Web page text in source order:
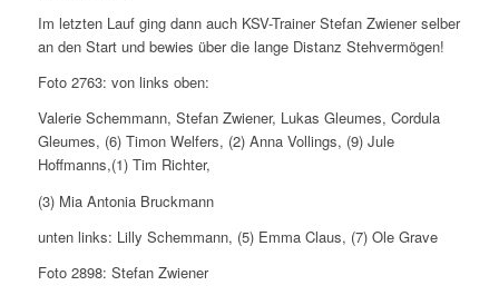
Im letzten Lauf ging dann auch KSV-Trainer Stefan Zwiener selber
an den Start und bewies über die lange Distanz Stehvermögen!
Foto 2763: von links oben:
Valerie Schemmann, Stefan Zwiener, Lukas Gleumes, Cordula
Gleumes, (6) Timon Welfers, (2) Anna Vollings, (9) Jule
Hoffmanns,(1) Tim Richter,
(3) Mia Antonia Bruckmann
unten links: Lilly Schemmann, (5) Emma Claus, (7) Ole Grave
Foto 2898: Stefan Zwiener